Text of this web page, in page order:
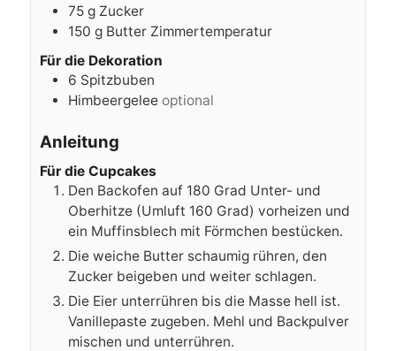
75 g Zucker
150 g Butter Zimmertemperatur
Für die Dekoration
6 Spitzbuben
Himbeergelee optional
Anleitung
Für die Cupcakes
Den Backofen auf 180 Grad Unter- und
Oberhitze (Umluft 160 Grad) vorheizen und
ein Muffinsblech mit Förmchen bestücken.
Die weiche Butter schaumig rühren, den
Zucker beigeben und weiter schlagen.
Die Eier unterrühren bis die Masse hell ist.
Vanillepaste zugeben. Mehl und Backpulver
mischen und unterrühren.